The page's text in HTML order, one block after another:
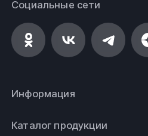
Социальные сети
Информация
Каталог продукции